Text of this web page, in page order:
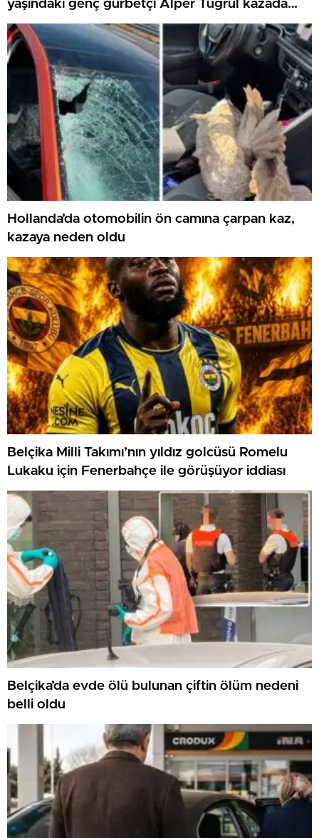
yaşındaki genç gurbetçi Alper Tuğrul kazada
hayatını kaybetti
Hollanda’da otomobilin ön camına çarpan kaz,
kazaya neden oldu
Belçika Milli Takımı’nın yıldız golcüsü Romelu
Lukaku için Fenerbahçe ile görüşüyor iddiası
Belçika’da evde ölü bulunan çiftin ölüm nedeni
belli oldu